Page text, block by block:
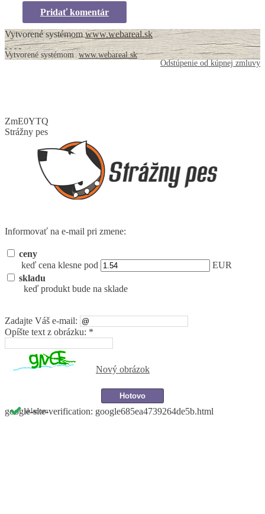
skladom
Pridať komentár
Vytvorené systémomwww.webareal.sk
Vytvorené systémom www.webareal.sk
Odstúpenie od kúpnej zmluvy
ZmE0YTQ
Strážny pes
Informovať na e-mail pri zmene:
ceny
keď cena klesne pod
EUR
skladu
keď produkt bude na sklade
Zadajte Váš e-mail:
Opíšte text z obrázku: *
Nový obrázok
google-site-verification: google685ea4739264de5b.html